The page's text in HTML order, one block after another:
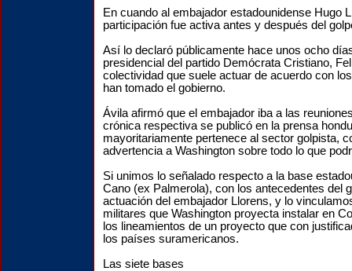
En cuando al embajador estadounidense Hugo
participación fue activa antes y después del
Así lo declaró públicamente hace unos ocho
presidencial del partido Demócrata Cristiano,
colectividad que suele actuar de acuerdo con
han tomado el gobierno.
Ávila afirmó que el embajador iba a las
crónica respectiva se publicó en la prensa
mayoritariamente pertenece al sector golpista,
advertencia a Washington sobre todo lo que
Si unimos lo señalado respecto a la base
Cano (ex Palmerola), con los antecedentes del
actuación del embajador Llorens, y lo
militares que Washington proyecta instalar en
los lineamientos de un proyecto que con
los países suramericanos.
Las siete bases